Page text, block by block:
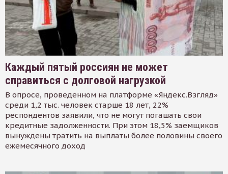
Каждый пятый россиян не может
справиться с долговой нагрузкой
В опросе, проведенном на платформе «Яндекс.Взгляд»
среди 1,2 тыс. человек старше 18 лет, 22%
респондентов заявили, что не могут погашать свои
кредитные задолженности. При этом 18,5% заемщиков
вынуждены тратить на выплаты более половины своего
ежемесячного доход